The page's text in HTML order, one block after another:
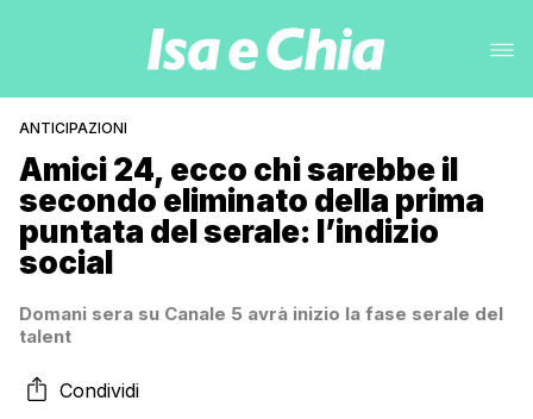
ANTICIPAZIONI
Amici 24, ecco chi sarebbe il
secondo eliminato della prima
puntata del serale: l’indizio
social
Domani sera su Canale 5 avrà inizio la fase serale del
talent
Condividi